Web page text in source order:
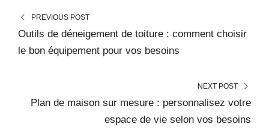
PREVIOUS POST
Outils de déneigement de toiture : comment choisir
le bon équipement pour vos besoins
NEXT POST
Plan de maison sur mesure : personnalisez votre
espace de vie selon vos besoins